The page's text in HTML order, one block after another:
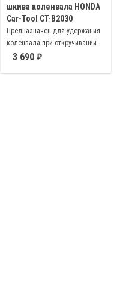
шкива коленвала HONDA
Car-Tool CT-B2030
Предназначен для удержания
коленвала при откручивании
центрального болта
3 690